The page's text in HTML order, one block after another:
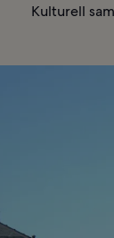
Kulturell